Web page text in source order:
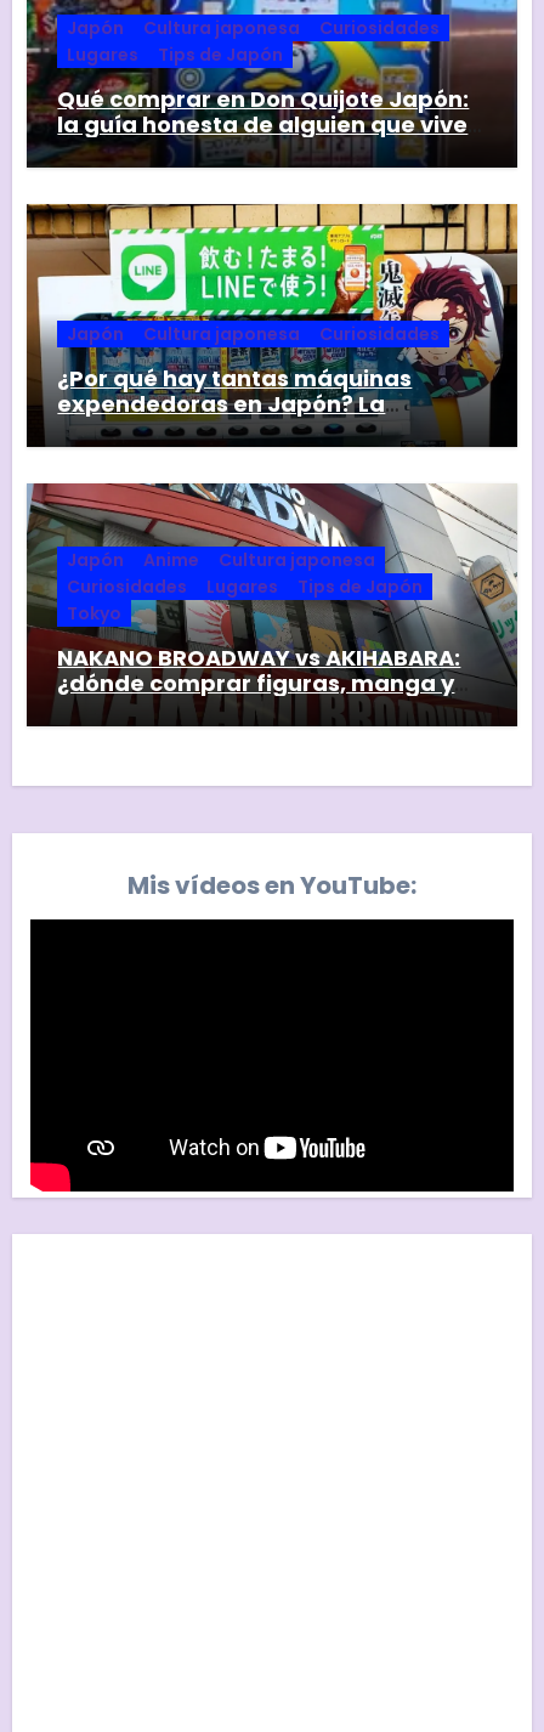
Japón Cultura japonesa
Curiosidades
Lugares
Tips de Japón
Qué comprar en Don Quijote Japón:
la guía honesta de alguien que vive
aquí
Japón Cultura japonesa Curiosidades
¿Por qué hay tantas máquinas
expendedoras en Japón? La
respuesta va mucho más allá de la
comodidad
Japón Anime
Cultura japonesa
Curiosidades
Lugares
Tips de Japón
Tokyo
NAKANO BROADWAY vs AKIHABARA:
¿dónde comprar figuras, manga y
coleccionables en Tokyo?
Mis vídeos en YouTube: